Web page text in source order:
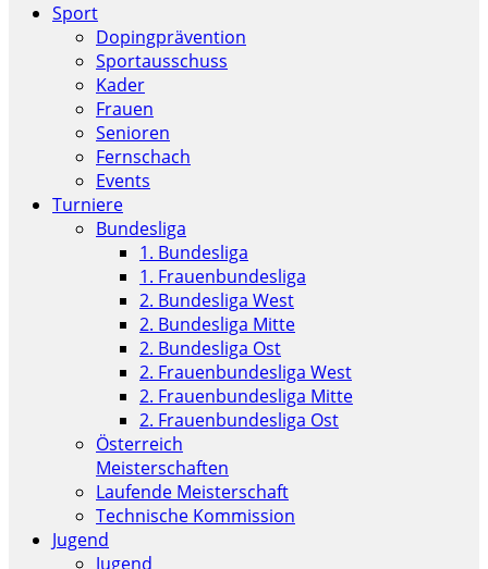
Sport
Dopingprävention
Sportausschuss
Kader
Frauen
Senioren
Fernschach
Events
Turniere
Bundesliga
1. Bundesliga
1. Frauenbundesliga
2. Bundesliga West
2. Bundesliga Mitte
2. Bundesliga Ost
2. Frauenbundesliga West
2. Frauenbundesliga Mitte
2. Frauenbundesliga Ost
Österreich
Meisterschaften
Laufende Meisterschaft
Technische Kommission
Jugend
Jugend